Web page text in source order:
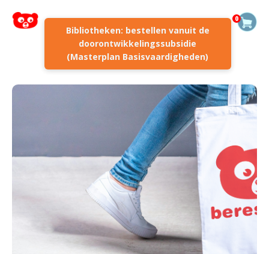
Bibliotheken: bestellen vanuit de
doorontwikkelingssubsidie
(Masterplan Basisvaardigheden)
0